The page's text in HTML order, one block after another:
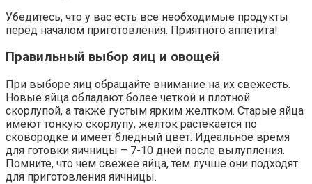
Убедитесь, что у вас есть все необходимые продукты
перед началом приготовления. Приятного аппетита!
Правильный выбор яиц и овощей
При выборе яиц обращайте внимание на их свежесть.
Новые яйца обладают более четкой и плотной
скорлупой, а также густым ярким желтком. Старые яйца
имеют тонкую скорлупу, желток растекается по
сковородке и имеет бледный цвет. Идеальное время
для готовки яичницы – 7-10 дней после вылупления.
Помните, что чем свежее яйца, тем лучше они подходят
для приготовления яичницы.